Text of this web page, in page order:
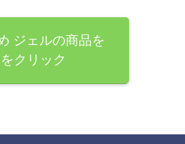
ジェルの商品を
クリック